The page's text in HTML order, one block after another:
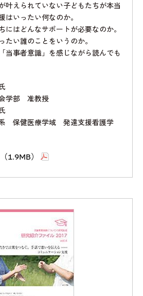
叶えられていない子どもたちが本当
はいったい何なのか。
にはどんなサポートが必要なのか。
たい誰のことをいうのか。
当事者意識」を感じながら読んでも
学部 准教授
保健医療学域 発達支援看護学
1.9MB）